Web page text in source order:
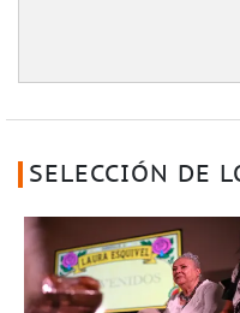
SELECCIÓN DE